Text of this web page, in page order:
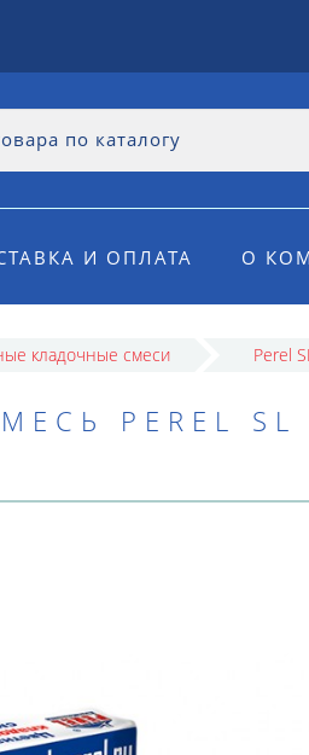
И ОПЛАТА О
кладочные смеси Perel
PEREL